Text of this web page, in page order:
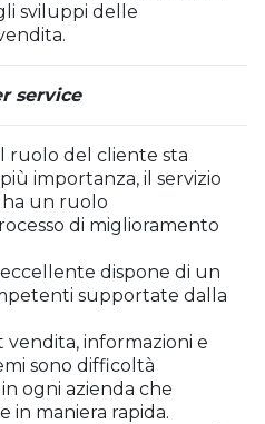
sviluppi delle
service
ruolo del cliente sta
importanza, il servizio
ha un ruolo
di miglioramento
eccellente dispone di un
supportate dalla
vendita, informazioni e
sono difficoltà
ogni azienda che
in maniera rapida.